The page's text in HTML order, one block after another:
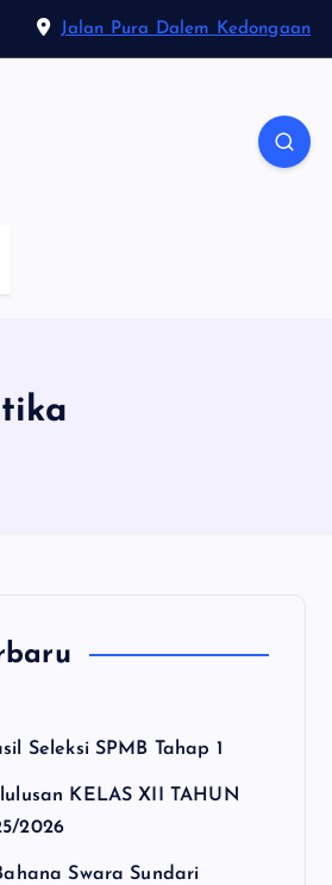
Jalan Pura Dalem Kedongaan
Seleksi SPMB Tahap 1
KELAS XII TAHUN
2026
Swara Sundari